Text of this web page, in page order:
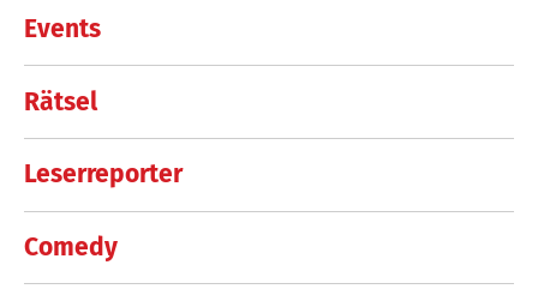
Events
Rätsel
Leserreporter
Comedy